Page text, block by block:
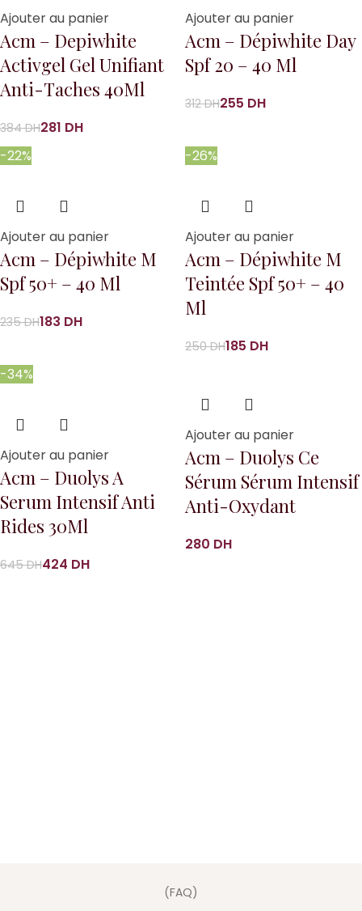
Ajouter au panier
Acm – Depiwhite
Activgel Gel Unifiant
Anti-Taches 40Ml
384DH281 DH
Ajouter au panier
Acm – Dépiwhite Day
Spf 20 – 40 Ml
312DH255 DH
-22%
Ajouter au panier
Acm – Dépiwhite M
Spf 50+ – 40 Ml
235DH183 DH
-26%
Ajouter au panier
Acm – Dépiwhite M
Teintée Spf 50+ – 40
Ml
250DH185 DH
-34%
Ajouter au panier
Acm – Duolys A
Serum Intensif Anti
Rides 30Ml
645DH424 DH
Ajouter au panier
Acm – Duolys Ce
Sérum Sérum Intensif
Anti-Oxydant
DH
(FAQ)